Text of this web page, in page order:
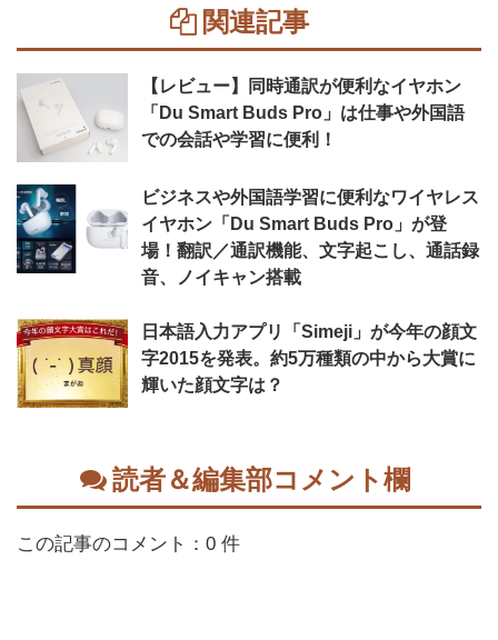
関連記事
【レビュー】同時通訳が便利なイヤホン
「Du Smart Buds Pro」は仕事や外国語
での会話や学習に便利！
ビジネスや外国語学習に便利なワイヤレス
イヤホン「Du Smart Buds Pro」が登
場！翻訳／通訳機能、文字起こし、通話録
音、ノイキャン搭載
日本語入力アプリ「Simeji」が今年の顔文
字2015を発表。約5万種類の中から大賞に
輝いた顔文字は？
読者＆編集部コメント欄
この記事のコメント：0 件